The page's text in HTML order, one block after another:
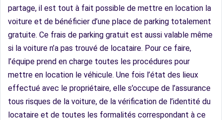
partage, il est tout à fait possible de mettre en location la
voiture et de bénéficier d’une place de parking totalement
gratuite. Ce frais de parking gratuit est aussi valable même
si la voiture n’a pas trouvé de locataire. Pour ce faire,
l’équipe prend en charge toutes les procédures pour
mettre en location le véhicule. Une fois l’état des lieux
effectué avec le propriétaire, elle s’occupe de l’assurance
tous risques de la voiture, de la vérification de l’identité du
locataire et de toutes les formalités correspondant à ce